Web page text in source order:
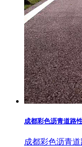
成都彩色沥青道路
成都彩色沥青